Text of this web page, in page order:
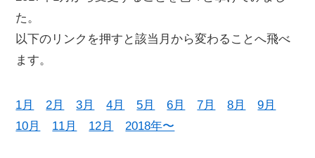
た。
以下のリンクを押すと該当月から変わることへ飛べ
ます。
1月 2月 3月 4月 5月 6月 7月 8月
9月
10月
11月 12月 2018年〜